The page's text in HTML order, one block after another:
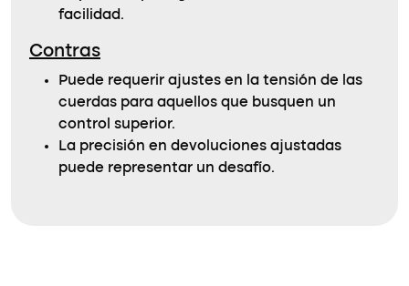
facilidad.
Contras
Puede requerir ajustes en la tensión de las
cuerdas para aquellos que busquen un
control superior.
La precisión en devoluciones ajustadas
puede representar un desafío.